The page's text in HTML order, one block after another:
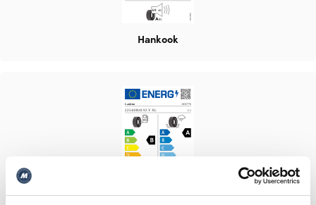
Hankook